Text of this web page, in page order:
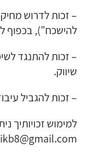
– זכות לדרוש
להישכח"), בכפוף
– זכות להתנגד
שיווק.
– זכות להגביל
למימוש זכויותיך